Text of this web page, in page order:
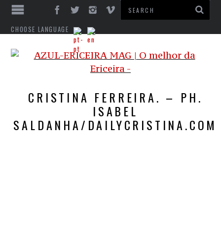
CHOOSE LANGUAGE
CRISTINA FERREIRA. – PH.
ISABEL
SALDANHA/DAILYCRISTINA.COM